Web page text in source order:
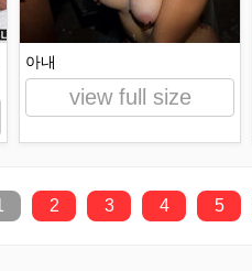
아내
view full size
2 3 4 5